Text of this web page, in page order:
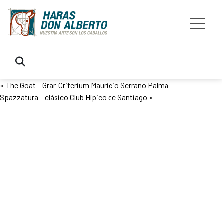
« The Goat – Gran Criterium Mauricio Serrano Palma
Spazzatura – clásico Club Hípico de Santiago »